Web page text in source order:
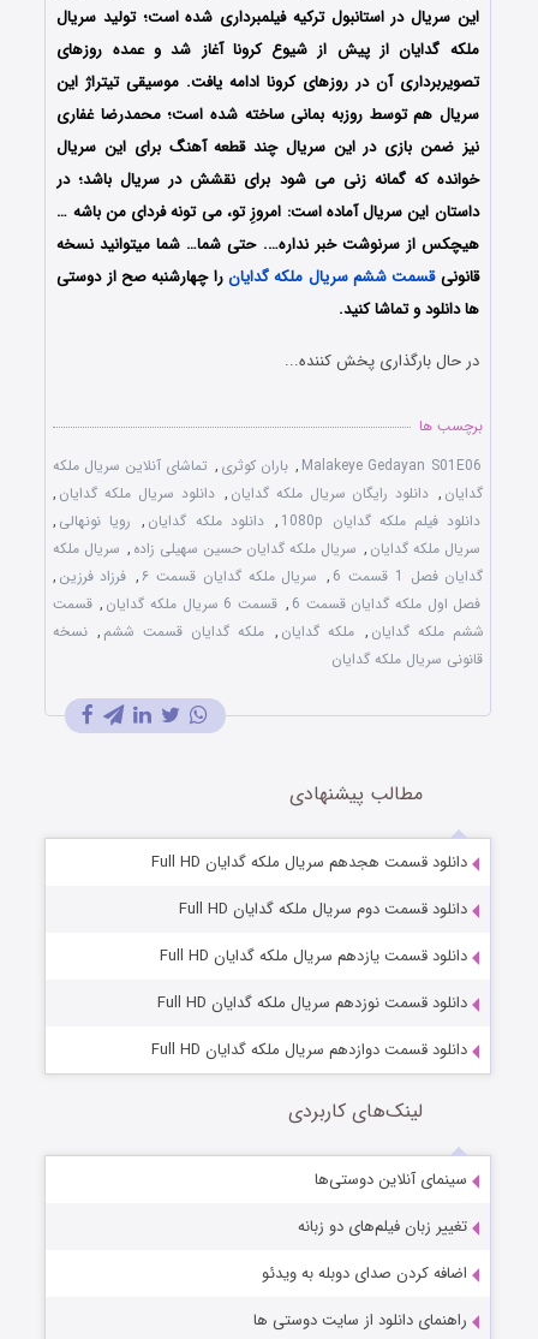
این سریال در استانبول ترکیه فیلمبرداری شده است؛ تولید سریال
ملکه گدایان از پیش از شیوع کرونا آغاز شد و عمده روزهای
تصویربرداری آن در روزهای کرونا ادامه یافت. موسیقی تیتراژ این
سریال هم توسط روزبه بمانی ساخته شده است؛ محمدرضا غفاری
نیز ضمن بازی در این سریال چند قطعه آهنگ برای این سریال
خوانده که گمانه زنی می شود برای نقشش در سریال باشد‌‌؛ در
داستان این سریال آماده است: امروزِ تو، می تونه فردای من باشه …
هیچکس از سرنوشت خبر نداره…. حتی شما… شما میتوانید نسخه
قانونیقسمت ششم سریال ملکه گدایانرا چهارشنبه صح از دوستی
ها دانلود و تماشا کنید.
در حال بارگذاری پخش کننده...
برچسب ها
Malakeye Gedayan S01E06
, باران کوثری , تماشای آنلاین سریال ملکه
گدایان , دانلود رایگان سریال ملکه گدایان , دانلود سریال ملکه گدایان ,
دانلود فیلم ملکه گدایان 1080p
, دانلود ملکه گدایان , رویا نونهالی ,
سریال ملکه گدایان , سریال ملکه گدایان حسین سهیلی زاده , سریال ملکه
گدایان فصل 1 قسمت 6
, سریال ملکه گدایان قسمت ۶ , فرزاد فرزین ,
فصل اول ملکه گدایان قسمت 6
, قسمت 6 سریال ملکه گدایان , قسمت
ششم ملکه گدایان , ملکه گدایان , ملکه گدایان قسمت ششم , نسخه
قانونی سریال ملکه گدایان
مطالب پیشنهادی
دانلود قسمت هجدهم سریال ملکه گدایان Full HD
دانلود قسمت دوم سریال ملکه گدایان Full HD
دانلود قسمت یازدهم سریال ملکه گدایان Full HD
دانلود قسمت نوزدهم سریال ملکه گدایان Full HD
دانلود قسمت دوازدهم سریال ملکه گدایان Full HD
لینک‌های کاربردی
سینمای آنلاین دوستی‌ها
تغییر زبان فیلم‌های دو زبانه
اضافه کردن صدای دوبله به ویدئو
راهنمای دانلود از سایت دوستی ها